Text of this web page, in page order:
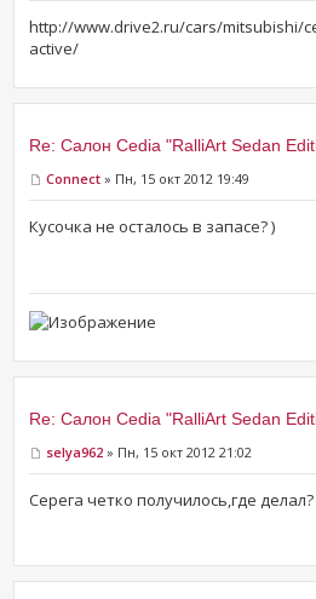
http://www.drive2.ru/cars/mitsubishi/
active/
Re: Салон Cedia "RalliArt Sedan
Connect » Пн, 15 окт 2012 19:49
Кусочка не осталось в запасе? )
Re: Салон Cedia "RalliArt Sedan
selya962 » Пн, 15 окт 2012 21:02
Серега четко получилось,где делал?